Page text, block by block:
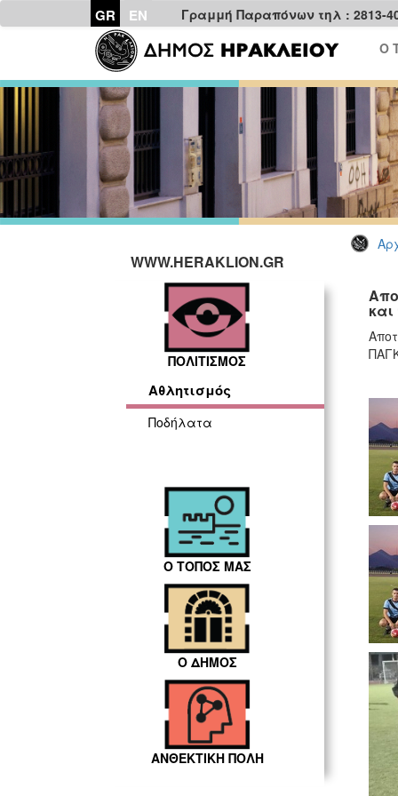
GR EN
Γραμμή Παραπόνων τηλ : 2813-
Ο
WWW.HERAKLION.GR
ΠΟΛΙΤΙΣΜΟΣ
Αθλητισμός
Ποδήλατα
Ο ΤΟΠΟΣ ΜΑΣ
Ο ΔΗΜΟΣ
ΑΝΘΕΚΤΙΚΗ ΠΟΛΗ